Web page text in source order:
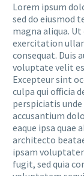
Lorem ipsum
sed do eiusmod
magna aliqua.
exercitation
consequat. Duis
voluptate velit
Excepteur sint
culpa qui officia
perspiciatis
accusantium
eaque ipsa quae
architecto
ipsam
fugit, sed quia